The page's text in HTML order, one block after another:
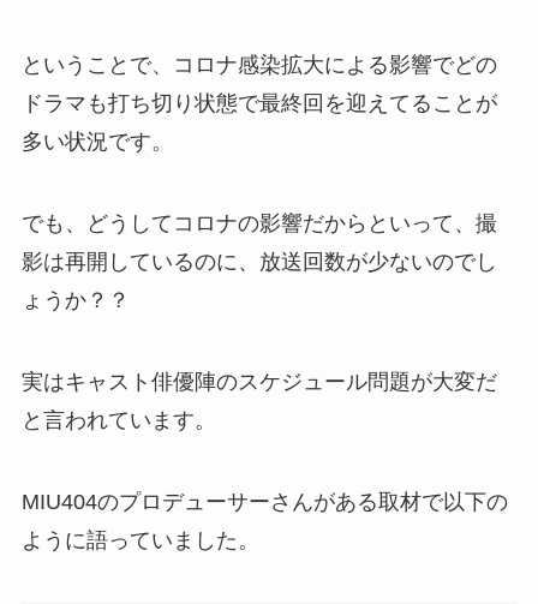
ということで、コロナ感染拡大による影響でどの
ドラマも打ち切り状態で最終回を迎えてることが
多い状況です。
でも、どうしてコロナの影響だからといって、撮
影は再開しているのに、放送回数が少ないのでし
ょうか？？
実はキャスト俳優陣のスケジュール問題が大変だ
と言われています。
MIU404のプロデューサーさんがある取材で以下の
ように語っていました。